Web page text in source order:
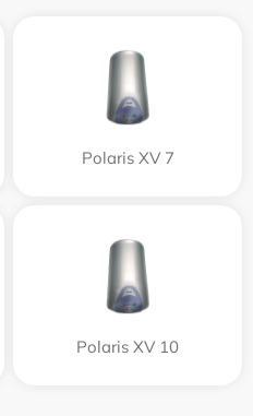
Polaris XV 7
Polaris XV 10